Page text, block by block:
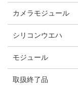
カメラモジュール
シリコンウエハ
モジュール
取扱終了品